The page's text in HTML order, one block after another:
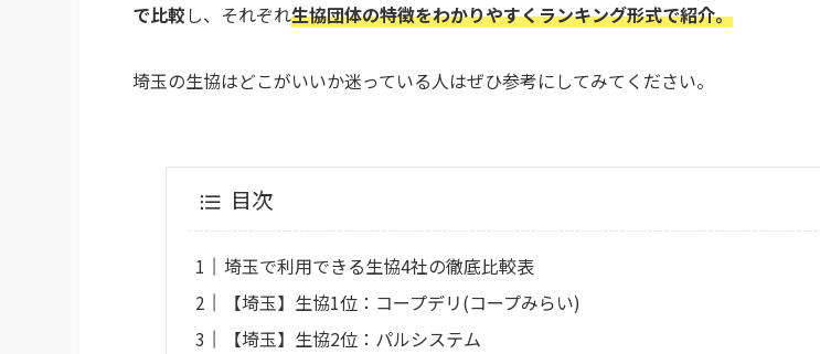
で比較し、それぞれ生協団体の特徴をわかりやすくランキング形式で紹介。
埼玉の生協はどこがいいか迷っている人はぜひ参考にしてみてください。
目次
埼玉で利用できる生協4社の徹底比較表
【埼玉】生協1位：コープデリ(コープみらい)
【埼玉】生協2位：パルシステム